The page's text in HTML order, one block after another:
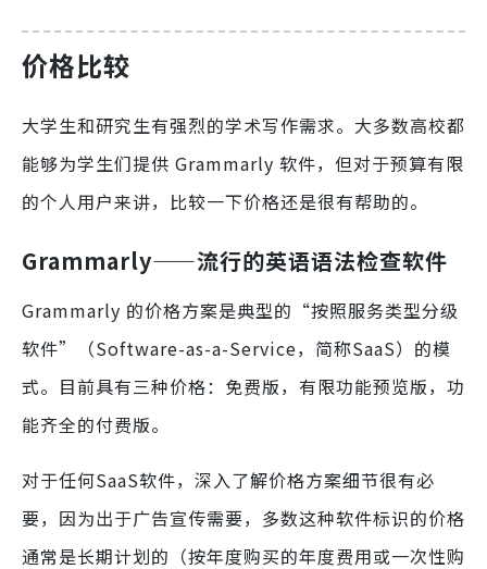
价格比较
大学生和研究生有强烈的学术写作需求。大多数高校都
能够为学生们提供 Grammarly 软件，但对于预算有限
的个人用户来讲，比较一下价格还是很有帮助的。
Grammarly——流行的英语语法检查软件
Grammarly 的价格方案是典型的“按照服务类型分级
软件”（Software-as-a-Service，简称SaaS）的模
式。目前具有三种价格：免费版，有限功能预览版，功
能齐全的付费版。
对于任何SaaS软件，深入了解价格方案细节很有必
要，因为出于广告宣传需要，多数这种软件标识的价格
通常是长期计划的（按年度购买的年度费用或一次性购